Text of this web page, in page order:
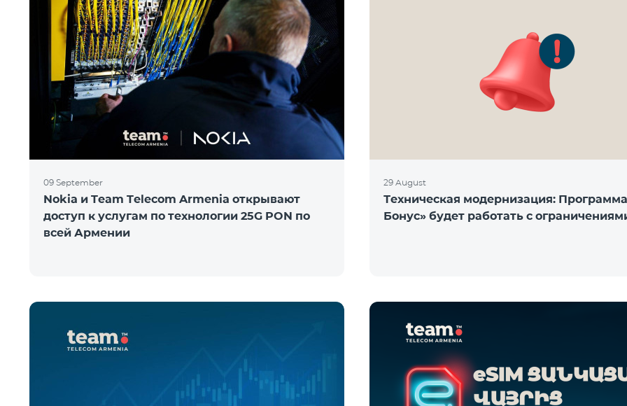
09 September
Nokia и Team Telecom Armenia открывают
доступ к услугам по технологии 25G PON по
всей Армении
29 August
Техническая модернизация:
Бонус» будет работать с